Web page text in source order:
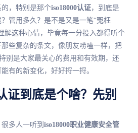
，特别是那个iso18000认证，到底是
管用多久？是不是又是一笔“冤枉
解这种心情，毕竟每一分投入都得听个
些复杂的条文，像朋友唠嗑一样，把
别是大家最关心的费用和有效期，还
有的新变化，好好捋一捋。
证到底是个啥？先别
多人一听到 iso18000职业健康安全管